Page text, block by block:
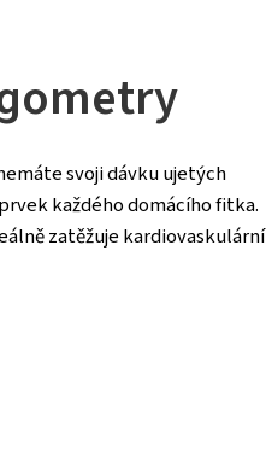
svoji dávku ujetých
každého domácího fitka.
zatěžuje kardiovaskulární